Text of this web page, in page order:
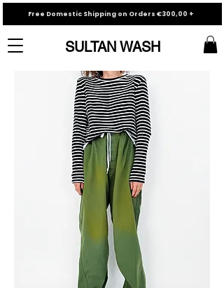
SULTAN WASH
Free Domestic Shipping on Orders €300,00 +